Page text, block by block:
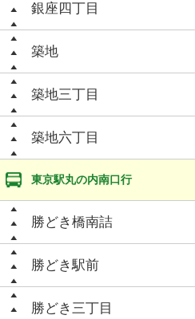
銀座四丁目
築地
築地三丁目
築地六丁目
東京駅丸の内南口行
勝どき橋南詰
勝どき駅前
勝どき三丁目